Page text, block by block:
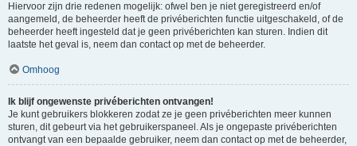
Hiervoor zijn drie redenen mogelijk: ofwel ben je niet geregistreerd en/of
aangemeld, de beheerder heeft de privéberichten functie uitgeschakeld, of de
beheerder heeft ingesteld dat je geen privéberichten kan sturen. Indien dit
laatste het geval is, neem dan contact op met de beheerder.
Omhoog
Ik blijf ongewenste privéberichten ontvangen!
Je kunt gebruikers blokkeren zodat ze je geen privéberichten meer kunnen
sturen, dit gebeurt via het gebruikerspaneel. Als je ongepaste privéberichten
ontvangt van een bepaalde gebruiker, neem dan contact op met de beheerder,